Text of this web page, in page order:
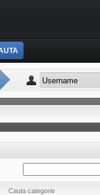
Cauta categorie